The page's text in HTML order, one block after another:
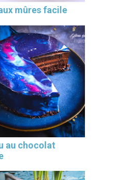
mûres facile
au chocolat